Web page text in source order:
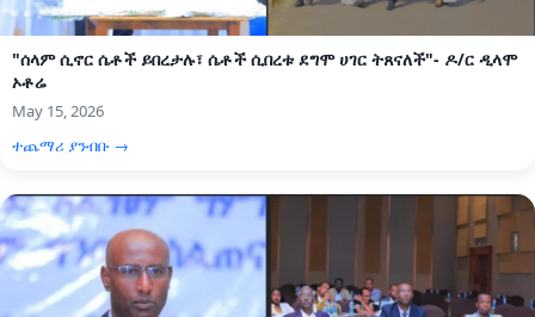
"ሰላም ሲኖር ሴቶች ይበረታሉ፣ ሴቶች ሲበረቱ ደግሞ ሀገር ትጸናለች"- ዶ/ር ዲላሞ
ኦቶሬ
May 15, 2026
ተጨማሪ ያንብቡ →